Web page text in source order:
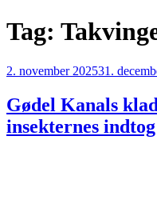
Tag:
Udgivet
2. november 202531.
Gødel Kanals
insekternes indtog